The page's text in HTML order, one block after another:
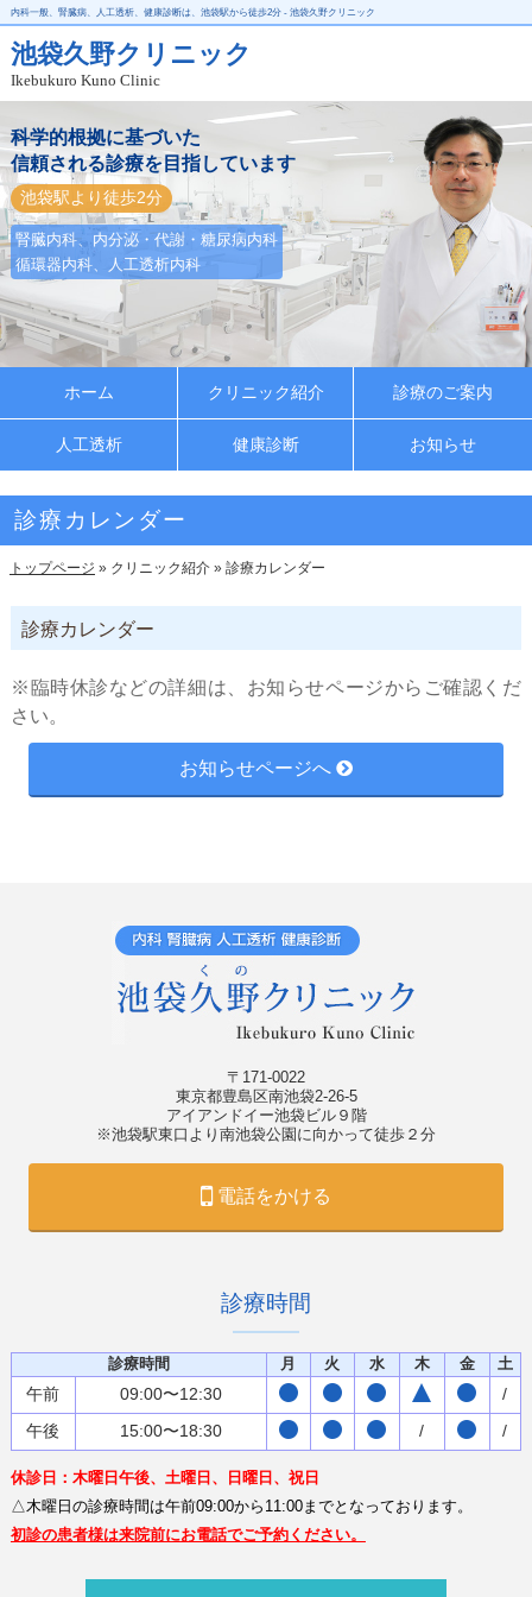
内科一般、腎臓病、人工透析、健康診断は、池袋駅から徒歩2分 - 池袋久野クリニック
池袋久野クリニック
Ikebukuro Kuno Clinic
科学的根拠に基づいた
信頼される診療を目指しています
池袋駅より徒歩2分
腎臓内科、内分泌・代謝・糖尿病内科
循環器内科、人工透析内科
ホーム クリニック紹介 診療のご案内
人工透析 健康診断 お知らせ
診療カレンダー
トップページ » クリニック紹介 » 診療カレンダー
診療カレンダー
※臨時休診などの詳細は、お知らせページからご確認くだ
さい。
お知らせページへ
〒171-0022
東京都豊島区南池袋2-26-5
アイアンドイー池袋ビル９階
※池袋駅東口より南池袋公園に向かって徒歩２分
電話をかける
診療時間
診療時間 月 火 水 木 金 土
午前 09:00〜12:30
/
午後
15:00〜18:30 / /
休診日：木曜日午後、土曜日、日曜日、祝日
△木曜日の診療時間は午前09:00から11:00までとなっております。
初診の患者様は来院前にお電話でご予約ください。